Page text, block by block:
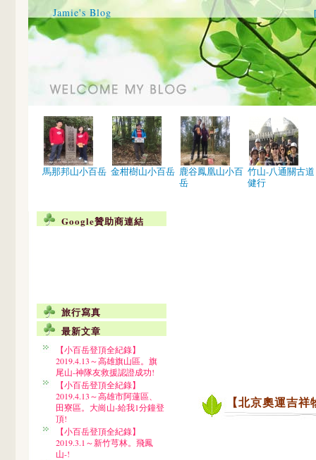
Jamie's Blog
馬那邦山小百岳 金柑樹山小百岳 鹿谷鳳凰山小百
岳
竹山-八通關古道
健行
Google贊助商連結
旅行寫真
最新文章
【小百岳登頂全紀錄】
2019.4.13～高雄旗山區。旗
尾山-神隊友救援認證成功!
【小百岳登頂全紀錄】
2019.4.13～高雄市阿蓮區、
田寮區。大崗山-給我1分鐘登
頂!
【小百岳登頂全紀錄】
2019.3.1～新竹芎林。飛鳳
山-!
【北京奧運吉